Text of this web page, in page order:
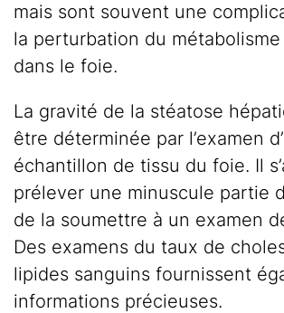
mais sont souvent une
la perturbation du
dans le foie.
La gravité de la stéatose
être déterminée par l’examen
échantillon de tissu du foie. Il
prélever une minuscule partie
de la soumettre à un examen
Des examens du taux de
lipides sanguins fournissent
informations précieuses.